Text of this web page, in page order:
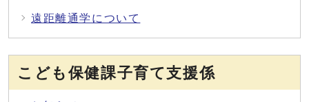
遠距離通学について
こども保健課子育て支援係